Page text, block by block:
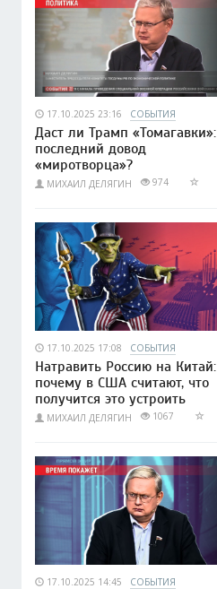
17.10.2025 23:16 СОБЫТИЯ
Даст ли Трамп «Томагавки»:
последний довод
«миротворца»?
МИХАИЛ ДЕЛЯГИН 974
17.10.2025 17:08 СОБЫТИЯ
Натравить Россию на Китай:
почему в США считают, что
получится это устроить
МИХАИЛ ДЕЛЯГИН 1067
17.10.2025 14:45 СОБЫТИЯ